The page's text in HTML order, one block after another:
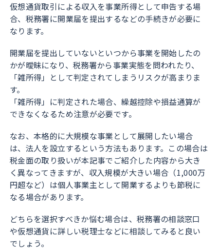
仮想通貨取引による収入を事業所得として申告する場
合、税務署に開業届を提出するなどの手続きが必要に
なります。
開業届を提出していないといつから事業を開始したの
かが曖昧になり、税務署から事業実態を問われたり、
「雑所得」として判定されてしまうリスクが高まりま
す。
「雑所得」に判定された場合、繰越控除や損益通算が
できなくなるため注意が必要です。
なお、本格的に大規模な事業として展開したい場合
は、法人を設立するという方法もあります。この場合は
税金面の取り扱いが本記事でご紹介した内容から大き
く異なってきますが、収入規模が大きい場合（1,000万
円超など）は個人事業主として開業するよりも節税に
なる場合があります。
どちらを選択すべきか悩む場合は、税務署の相談窓口
や仮想通貨に詳しい税理士などに相談してみると良い
でしょう。